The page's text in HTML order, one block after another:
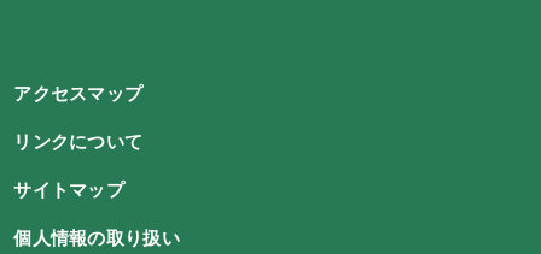
アクセスマップ
リンクについて
サイトマップ
個人情報の取り扱い